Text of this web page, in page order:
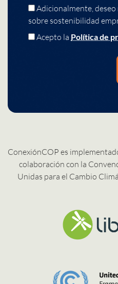
Adicionalmente,
sobre sostenibilidad
Acepto la Política de
ConexiónCOP es
colaboración con la
Unidas para el Cambio